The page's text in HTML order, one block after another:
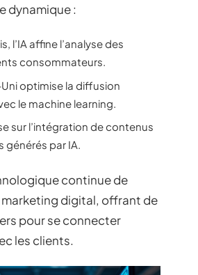
dynamique :
l’IA affine l’analyse des
consommateurs.
optimise la diffusion
le machine learning.
sur l’intégration de contenus
générés par IA.
continue de
marketing digital, offrant de
pour se connecter
les clients.